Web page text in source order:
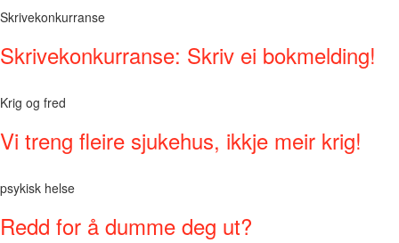
Skrivekonkurranse
Skrivekonkurranse: Skriv ei bokmelding!
Krig og fred
Vi treng fleire sjukehus, ikkje meir krig!
psykisk helse
Redd for å dumme deg ut?